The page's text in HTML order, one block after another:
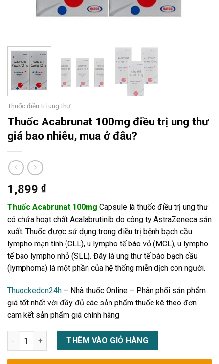
Thuốc điều trị ung thư
Thuốc Acabrunat 100mg điều trị ung thư
giá bao nhiêu, mua ở đâu?
1,899 ₫
Thuốc Acabrunat 100mg Capsule là thuốc điều trị ung thư
có chứa hoạt chất Acalabrutinib do công ty AstraZeneca sản
xuất. Thuốc được sử dụng trong điều trị bệnh bạch cầu
lympho mạn tính (CLL), u lympho tế bào vỏ (MCL), u lympho
tế bào lympho nhỏ (SLL). Đây là ung thư tế bào bạch cầu
(lymphoma) là một phần của hệ thống miễn dịch con người.
Thuockedon24h – Nhà thuốc Online – Phân phối sản phẩm
giá tốt nhất với đầy đủ các sản phẩm thuốc kê theo đơn
cam kết sản phẩm giá chính hãng
Thuốc Acabrunat 100mg điều trị ung thư giá bao nhiêu, mua
THÊM VÀO GIỎ HÀNG